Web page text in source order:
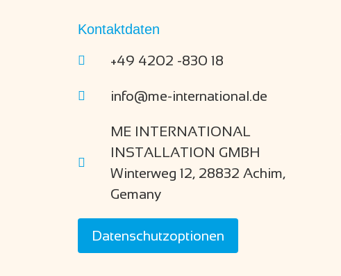
Kontaktdaten
+49 4202 -830 18
info@me-international.de
ME INTERNATIONAL
INSTALLATION GMBH
Winterweg 12, 28832 Achim,
Gemany
Datenschutzoptionen